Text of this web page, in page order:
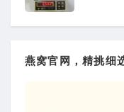
燕窝官网，精挑细